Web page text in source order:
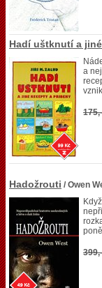
Hadí uštknutí a
a
Hadožrouti / Owen